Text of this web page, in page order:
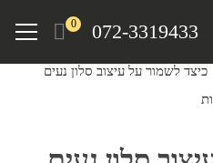
072-3319433
0
Menu
כיצד לשמור על עיצוב סלון נעים